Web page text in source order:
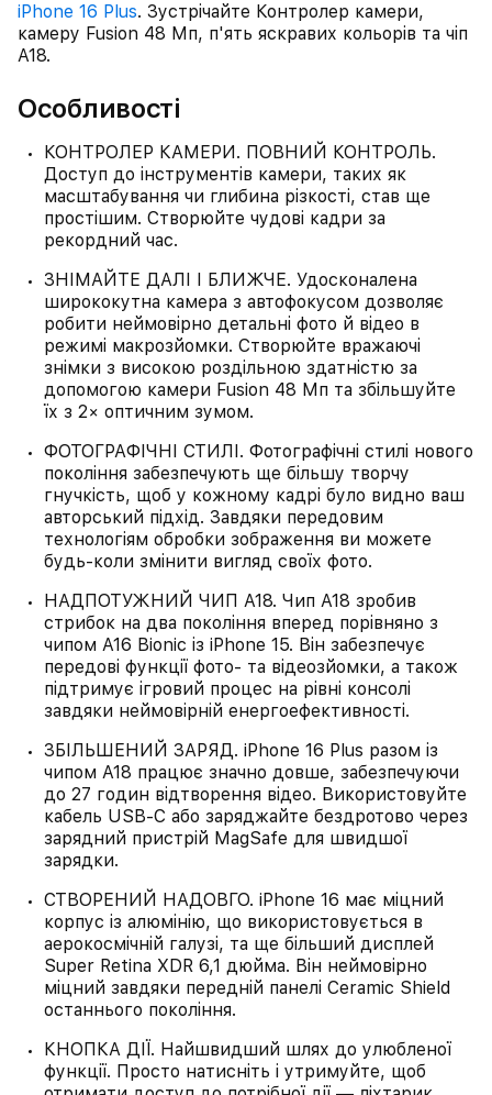
iPhone 16 Plus. Зустрічайте Контролер камери,
камеру Fusion 48 Мп, п'ять яскравих кольорів та чіп
A18.
Особливості
КОНТРОЛЕР КАМЕРИ. ПОВНИЙ КОНТРОЛЬ.
Доступ до інструментів камери, таких як
масштабування чи глибина різкості, став ще
простішим. Створюйте чудові кадри за
рекордний час.
ЗНІМАЙТЕ ДАЛІ І БЛИЖЧЕ. Удосконалена
ширококутна камера з автофокусом дозволяє
робити неймовірно детальні фото й відео в
режимі макрозйомки. Створюйте вражаючі
знімки з високою роздільною здатністю за
допомогою камери Fusion 48 Мп та збільшуйте
їх з 2× оптичним зумом.
ФОТОГРАФІЧНІ СТИЛІ. Фотографічні стилі нового
покоління забезпечують ще більшу творчу
гнучкість, щоб у кожному кадрі було видно ваш
авторський підхід. Завдяки передовим
технологіям обробки зображення ви можете
будь-коли змінити вигляд своїх фото.
НАДПОТУЖНИЙ ЧИП A18. Чип A18 зробив
стрибок на два покоління вперед порівняно з
чипом A16 Bionic із iPhone 15. Він забезпечує
передові функції фото- та відеозйомки, а також
підтримує ігровий процес на рівні консолі
завдяки неймовірній енергоефективності.
ЗБІЛЬШЕНИЙ ЗАРЯД. iPhone 16 Plus разом із
чипом A18 працює значно довше, забезпечуючи
до 27 годин відтворення відео. Використовуйте
кабель USB‑C або заряджайте бездротово через
зарядний пристрій MagSafe для швидшої
зарядки.
СТВОРЕНИЙ НАДОВГО. iPhone 16 має міцний
корпус із алюмінію, що використовується в
аерокосмічній галузі, та ще більший дисплей
Super Retina XDR 6,1 дюйма. Він неймовірно
міцний завдяки передній панелі Ceramic Shield
останнього покоління.
КНОПКА ДІЇ. Найшвидший шлях до улюбленої
функції. Просто натисніть і утримуйте, щоб